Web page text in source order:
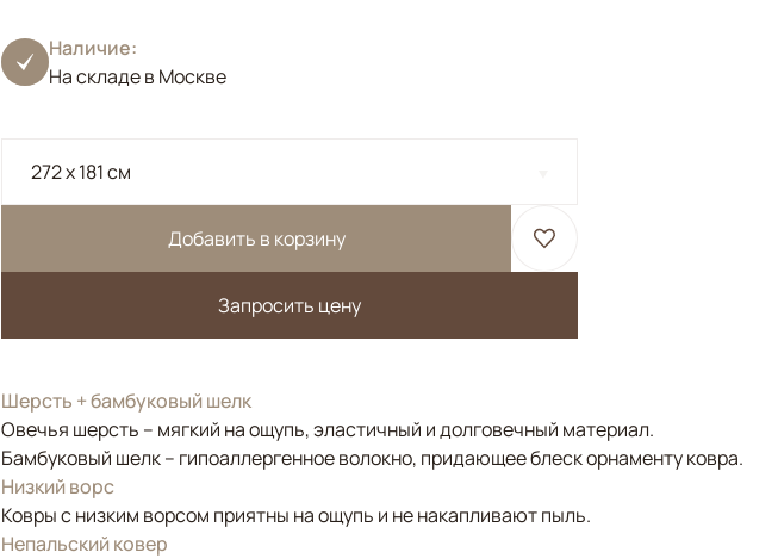
Наличие:
На складе в Москве
272 x 181 см
Добавить в корзину
Запросить цену
Шерсть + бамбуковый шелк
Овечья шерсть – мягкий на ощупь, эластичный и долговечный материал.
Бамбуковый шелк – гипоаллергенное волокно, придающее блеск орнаменту ковра.
Низкий ворс
Ковры с низким ворсом приятны на ощупь и не накапливают пыль.
Непальский ковер